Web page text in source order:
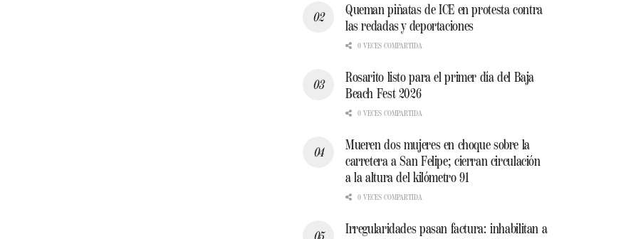
Queman piñatas de ICE en protesta contra
las redadas y deportaciones
0 VECES COMPARTIDA
Rosarito listo para el primer día del Baja
Beach Fest 2026
0 VECES COMPARTIDA
Mueren dos mujeres en choque sobre la
carretera a San Felipe; cierran circulación
a la altura del kilómetro 91
0 VECES COMPARTIDA
Irregularidades pasan factura: inhabilitan a